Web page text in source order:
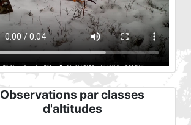
Observations par classes
d'altitudes